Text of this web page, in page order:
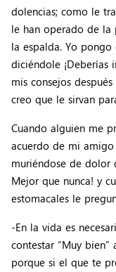
dolencias; como le
le han operado de la
la espalda. Yo
diciéndole
mis consejos
creo que le sirvan
Cuando alguien me
acuerdo de mi amigo
muriéndose de dolor
Mejor que nunca! y
estomacales le
-En la vida es
contestar “Muy
porque si el que te